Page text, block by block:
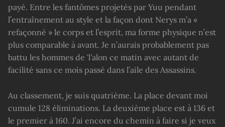
payé. Entre les fantômes projetés par Yuu pendant
l’entraînement au style et la façon dont Nerys m’a «
refaçonné » le corps et l’esprit, ma forme physique n’est
plus comparable à avant. Je n’aurais probablement pas
battu les hommes de Talon ce matin avec autant de
facilité sans ce mois passé dans l’aile des Assassins.
Au classement, je suis quatrième. La place devant moi
cumule 128 éliminations. La deuxième place est à 136 et
le premier à 160. J’ai encore du chemin à faire si je veux